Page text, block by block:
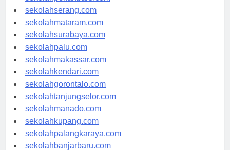
sekolahpekanbaru.com
sekolahserang.com
sekolahmataram.com
sekolahsurabaya.com
sekolahpalu.com
sekolahmakassar.com
sekolahkendari.com
sekolahgorontalo.com
sekolahtanjungselor.com
sekolahmanado.com
sekolahkupang.com
sekolahpalangkaraya.com